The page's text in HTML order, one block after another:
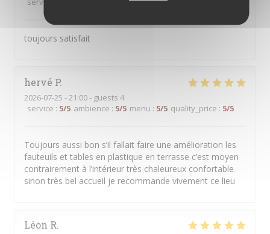
toujours satisfait
hervé P
2026-07-25 - 21:00 - guests 4
service : 5/5 ambience : 5/5 menu : 5/5 quality_price : 5/5
Toujours aussi bon s’il fallait faire une amélioration les
fauteuils et tables en plastique en terrasse c’est moyen
contrairement à l’intérieur très chaleureux confortable
sinon très bel accueil je recommande vivement ce lieu
Léon R